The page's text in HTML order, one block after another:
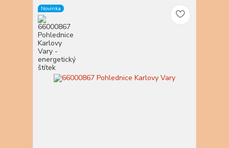
Novinka